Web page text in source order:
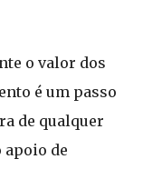
o valor dos
é um passo
de qualquer
de